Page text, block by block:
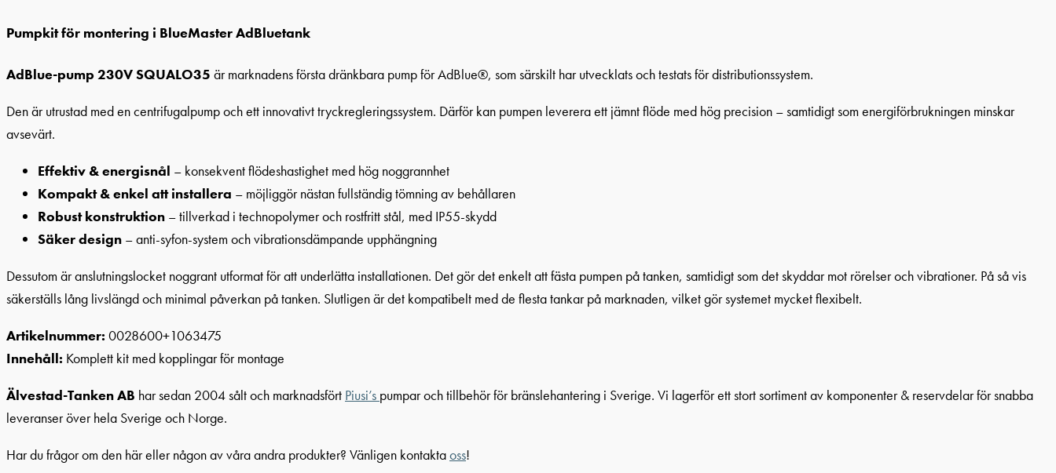
Pumpkit för montering i BlueMaster AdBluetank
AdBlue-pump 230V SQUALO35 är marknadens första dränkbara pump för AdBlue®, som särskilt har utvecklats och testats för distributionssystem.
Den är utrustad med en centrifugalpump och ett innovativt tryckregleringssystem. Därför kan pumpen leverera ett jämnt flöde med hög precision – samtidigt som energiförbrukningen minskar
avsevärt.
Effektiv & energisnål – konsekvent flödeshastighet med hög noggrannhet
Kompakt & enkel att installera – möjliggör nästan fullständig tömning av behållaren
Robust konstruktion – tillverkad i technopolymer och rostfritt stål, med IP55-skydd
Säker design – anti-syfon-system och vibrationsdämpande upphängning
Dessutom är anslutningslocket noggrant utformat för att underlätta installationen. Det gör det enkelt att fästa pumpen på tanken, samtidigt som det skyddar mot rörelser och vibrationer. På så vis
säkerställs lång livslängd och minimal påverkan på tanken. Slutligen är det kompatibelt med de flesta tankar på marknaden, vilket gör systemet mycket flexibelt.
Artikelnummer: 0028600+1063475
Innehåll: Komplett kit med kopplingar för montage
Älvestad-Tanken AB har sedan 2004 sålt och marknadsfört Piusi’s pumpar och tillbehör för bränslehantering i Sverige. Vi lagerför ett stort sortiment av komponenter & reservdelar för snabba
leveranser över hela Sverige och Norge.
Har du frågor om den här eller någon av våra andra produkter? Vänligen kontaktaoss!